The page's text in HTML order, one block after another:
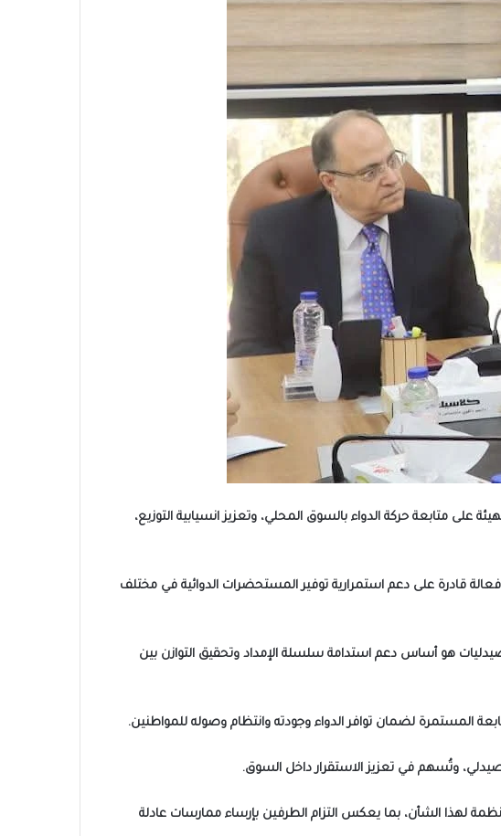
متابعة حركة الدواء بالسوق المحلي، وتعزيز انسيابية التوزيع،
قادرة على دعم استمرارية توفير المستحضرات الدوائية في مختلف
هو أساس دعم استدامة سلسلة الإمداد وتحقيق التوازن بين
المستمرة لضمان توافر الدواء وجودته وانتظام وصوله للمواطنين.
وتُسهم في تعزيز الاستقرار داخل السوق.
لهذا الشأن، بما يعكس التزام الطرفين بإرساء ممارسات عادلة